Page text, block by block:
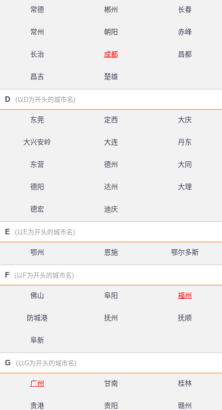
常德 郴州 长春
常州 朝阳 赤峰
长治 成都 昌都
昌吉 楚雄
D (以D为开头的城市名)
东莞 定西 大庆
大兴安岭 大连 丹东
东营 德州 大同
德阳 达州 大理
德宏 迪庆
E (以E为开头的城市名)
鄂州 恩施 鄂尔多斯
F (以F为开头的城市名)
佛山 阜阳 福州
防城港 抚州 抚顺
阜新
G (以G为开头的城市名)
广州 甘南 桂林
贵港 贵阳 赣州